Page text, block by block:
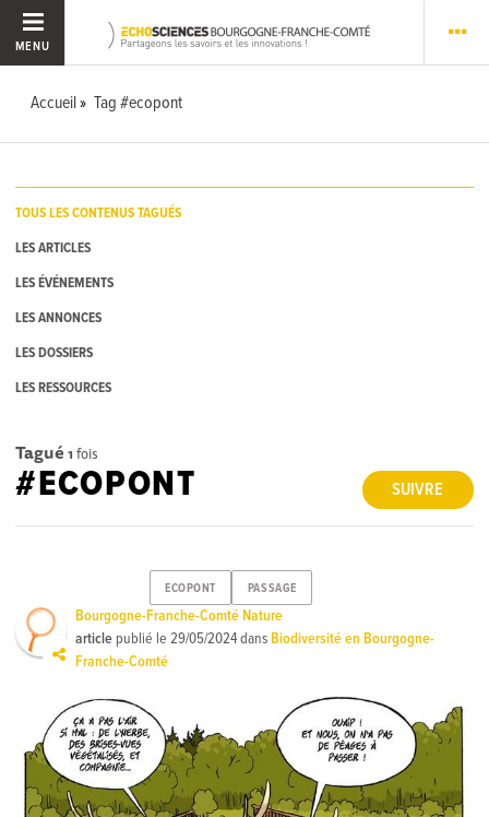
MENU
Accueil Tag #ecopont
TOUS LES CONTENUS TAGUÉS
LES ARTICLES
LES ÉVÉNEMENTS
LES ANNONCES
LES DOSSIERS
LES RESSOURCES
Tagué 1 fois
SUIVRE
#ECOPONT
ECOPONT PASSAGE
Bourgogne-Franche-Comté Nature
article publié le29/05/2024dansBiodiversité en Bourgogne-
Franche-Comté